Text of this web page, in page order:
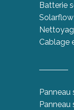
Batterie
Cablage
Panneau
Panneau